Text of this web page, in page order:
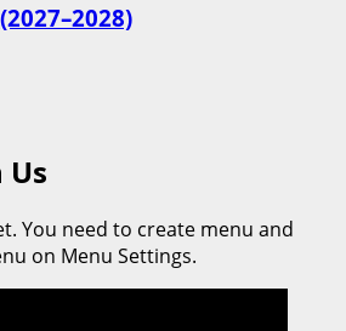
You need to create menu and
on Menu Settings.